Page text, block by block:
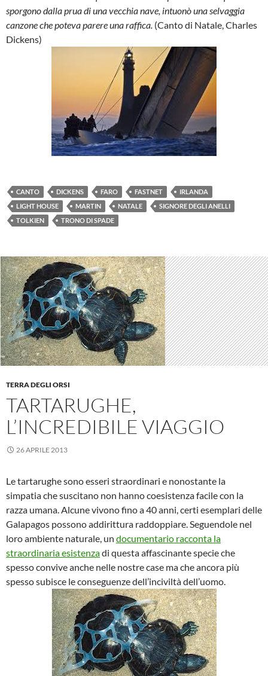
sporgono dalla prua di una vecchia nave, intuonò una selvaggia
canzone che poteva parere una raffica. (Canto di Natale, Charles
Dickens)
CANTO DICKENS FARO FASTNET
IRLANDA
LIGHT HOUSE
MARTIN NATALE
SIGNORE DEGLI ANELLI
TOLKIEN
TRONO DI SPADE
TERRA DEGLI ORSI
TARTARUGHE,
L’INCREDIBILE VIAGGIO
26 APRILE 2013
Le tartarughe sono esseri straordinari e nonostante la
simpatia che suscitano non hanno coesistenza facile con la
razza umana. Alcune vivono fino a 40 anni, certi esemplari delle
Galapagos possono addirittura raddoppiare. Seguendole nel
loro ambiente naturale, un documentario racconta la
straordinaria esistenzadi questa affascinante specie che
spesso convive anche nelle nostre case ma che ancora più
spesso subisce le conseguenze dell’inciviltà dell’uomo.